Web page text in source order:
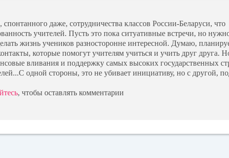
даже, сотрудничества классов России-Беларуси, что
учителей. Пусть это пока ситуативные встречи, но
жизнь учеников разносторонне интересной. Думаю,
которые помогут учителям учиться и учить друг друга.
вливания и поддержку самых высоких государственных
одной стороны, это не убивает инициативу, но с другой,
, чтобы оставлять комментарии